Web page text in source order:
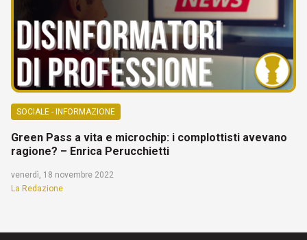
SOCIALE - INFORMAZIONE
Green Pass a vita e microchip: i complottisti avevano
ragione? – Enrica Perucchietti
venerdì, 18 novembre 2022
La Redazione